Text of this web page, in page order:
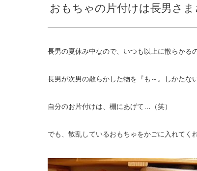
おもちゃの片付けは長男さま
長男の夏休み中なので、いつも以上に散らかる
長男が次男の散らかした物を『も～。しかたな
自分のお片付けは、棚にあげて…（笑）
でも、散乱しているおもちゃをかごに入れてく